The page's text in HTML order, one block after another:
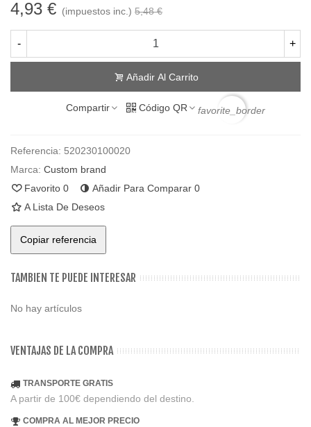
4,93 € (impuestos inc.) 5,48 €
- +
Añadir Al Carrito
Compartir Código QR favorite_border
Referencia: 520230100020
Marca: Custom brand
Favorito 0 Añadir Para Comparar 0
A Lista De Deseos
Copiar referencia
TAMBIEN TE PUEDE INTERESAR
No hay artículos
VENTAJAS DE LA COMPRA
TRANSPORTE GRATIS
A partir de 100€ dependiendo del destino.
COMPRA AL MEJOR PRECIO